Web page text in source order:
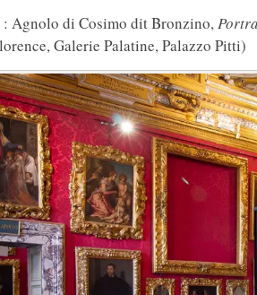
: Agnolo di Cosimo dit Bronzino,
Galerie Palatine, Palazzo Pitti)